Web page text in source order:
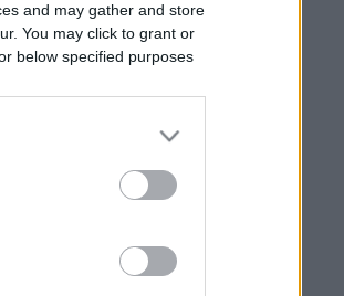
and may gather and store
You may click to grant or
below specified purposes